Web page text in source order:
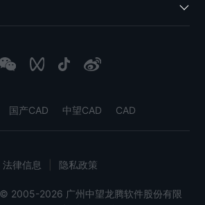
国产CAD 中望CAD CAD
2005-2026 广州中望龙腾软件股份有限
法律信息 隐私政策